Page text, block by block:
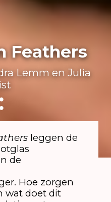
Feathers
Lemm en Julia
leggen de
de
Hoe zorgen
wat doet dit